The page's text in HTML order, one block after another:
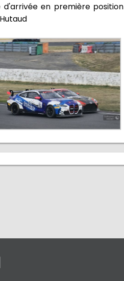
en première position